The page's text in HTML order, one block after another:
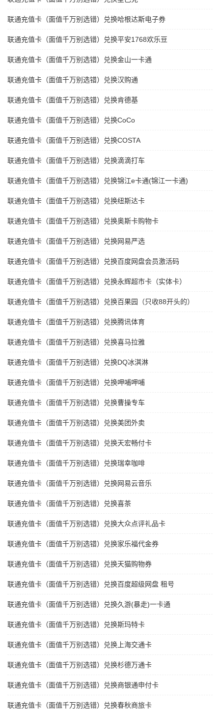
联通充值卡（面值千万别选错）兑换哈根达斯电子券
联通充值卡（面值千万别选错）兑换平安1768欢乐豆
联通充值卡（面值千万别选错）兑换金山一卡通
联通充值卡（面值千万别选错）兑换汉购通
联通充值卡（面值千万别选错）兑换肯德基
联通充值卡（面值千万别选错）兑换CoCo
联通充值卡（面值千万别选错）兑换COSTA
联通充值卡（面值千万别选错）兑换滴滴打车
联通充值卡（面值千万别选错）兑换锦江e卡通(锦江一卡通)
联通充值卡（面值千万别选错）兑换纽斯达卡
联通充值卡（面值千万别选错）兑换奥斯卡购物卡
联通充值卡（面值千万别选错）兑换网易严选
联通充值卡（面值千万别选错）兑换百度网盘会员激活码
联通充值卡（面值千万别选错）兑换永辉超市卡（实体卡）
联通充值卡（面值千万别选错）兑换百果园（只收88开头的）
联通充值卡（面值千万别选错）兑换腾讯体育
联通充值卡（面值千万别选错）兑换喜马拉雅
联通充值卡（面值千万别选错）兑换DQ冰淇淋
联通充值卡（面值千万别选错）兑换呷哺呷哺
联通充值卡（面值千万别选错）兑换曹操专车
联通充值卡（面值千万别选错）兑换美团外卖
联通充值卡（面值千万别选错）兑换天宏畅付卡
联通充值卡（面值千万别选错）兑换瑞幸咖啡
联通充值卡（面值千万别选错）兑换网易云音乐
联通充值卡（面值千万别选错）兑换喜茶
联通充值卡（面值千万别选错）兑换大众点评礼品卡
联通充值卡（面值千万别选错）兑换家乐福代金券
联通充值卡（面值千万别选错）兑换天猫购物券
联通充值卡（面值千万别选错）兑换百度超级网盘 租号
联通充值卡（面值千万别选错）兑换久游(暴走)一卡通
联通充值卡（面值千万别选错）兑换斯玛特卡
联通充值卡（面值千万别选错）兑换上海交通卡
联通充值卡（面值千万别选错）兑换杉德万通卡
联通充值卡（面值千万别选错）兑换商银通申付卡
联通充值卡（面值千万别选错）兑换春秋商旅卡